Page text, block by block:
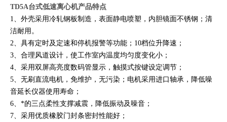
TD5A台式低速离心机产品特点
1、外壳采用冷轧钢板制造，表面静电喷塑，内胆镜面不锈钢；清
洁耐用。
2、具有定时及定速和停机报警等功能；10档位升降速；
3、合理风道设计，使工作室内温度均匀度变化小；
4、采用双屏高亮度数码管显示，触摸式按键设定调节；
5、无刷直流电机，免维护，无污染；电机采用进口轴承，降低噪
音延长仪器使用寿命；
6、*的三点柔性支撑减震，降低振动及噪音；
7、采用优质橡胶门封条密封性能好；